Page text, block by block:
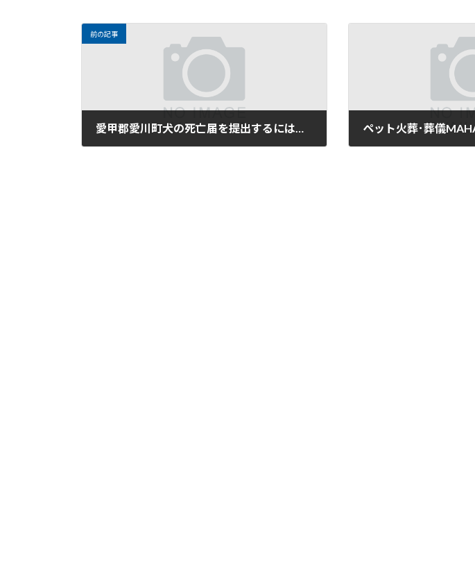
前の記事
愛甲郡愛川町犬の死亡届を提出するには・愛甲郡愛川町ペットが亡くなりペット保険を利用するには ペット火葬･葬儀